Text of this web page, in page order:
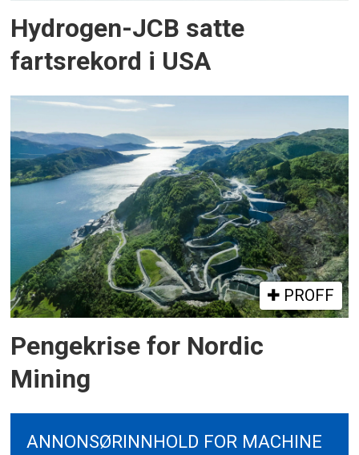
Hydrogen-JCB satte
fartsrekord i USA
PROFF
Pengekrise for Nordic
Mining
ANNONSØRINNHOLD FOR MACHINE